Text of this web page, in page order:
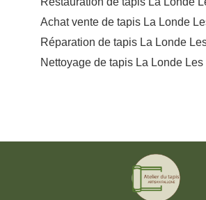
Achat vente de tapis La Londe
Réparation de tapis La Londe
Nettoyage de tapis La Londe